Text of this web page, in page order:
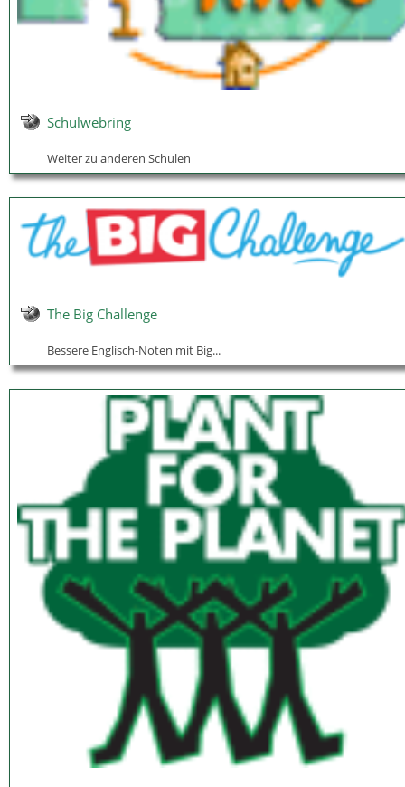
Schulwebring
Weiter zu anderen Schulen
The Big Challenge
Bessere Englisch-Noten mit Big...